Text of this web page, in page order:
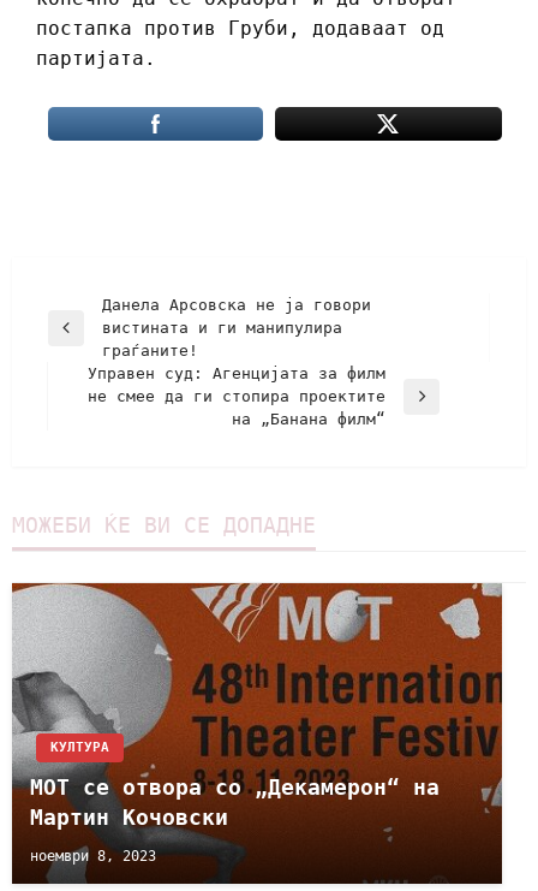
постапка против Груби, додаваат од
партијата.
Данела Арсовска не ја говори
вистината и ги манипулира
граѓаните!
Управен суд: Агенцијата за филм
не смее да ги стопира проектите
на „Банана филм“
МОЖЕБИ ЌЕ ВИ СЕ ДОПАДНЕ
КУЛТУРА
МОТ се отвора со „Декамерон“ на
Мартин Кочовски
ноември 8, 2023